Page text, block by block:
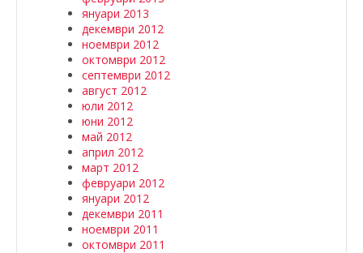
януари 2013
декември 2012
ноември 2012
октомври 2012
септември 2012
август 2012
юли 2012
юни 2012
май 2012
април 2012
март 2012
февруари 2012
януари 2012
декември 2011
ноември 2011
октомври 2011